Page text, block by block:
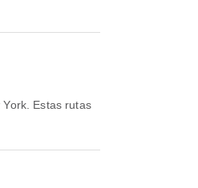
Estas rutas